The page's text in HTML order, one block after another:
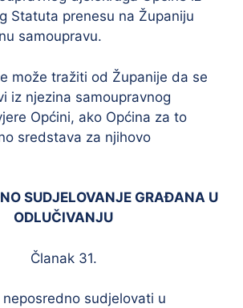
Statuta prenesu na Županiju
samoupravu.
može tražiti od Županije da se
iz njezina samoupravnog
Općini, ako Općina za to
sredstava za njihovo
SUDJELOVANJE GRAĐANA U
ODLUČIVANJU
Članak 31.
sudjelovati u